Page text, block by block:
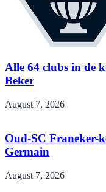
Alle 64 clubs in de
Beker
August 7, 2026
Oud-SC Franeker-
Germain
August 7, 2026